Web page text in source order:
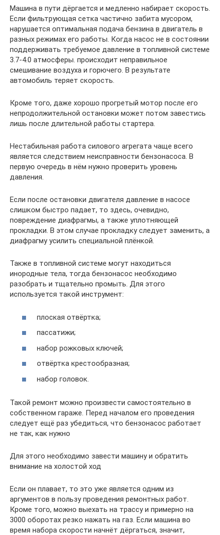
Машина в пути дёргается и медленно набирает скорость.
Если фильтрующая сетка частично забита мусором,
нарушается оптимальная подача бензина в двигатель в
разных режимах его работы. Когда насос не в состоянии
поддерживать требуемое давление в топливной системе
3.7-4.0 атмосферы. происходит неправильное
смешивание воздуха и горючего. В результате
автомобиль теряет скорость.
Кроме того, даже хорошо прогретый мотор после его
непродолжительной остановки может потом завестись
лишь после длительной работы стартера.
Нестабильная работа силового агрегата чаще всего
является следствием неисправности бензонасоса. В
первую очередь в нём нужно проверить уровень
давления.
Если после остановки двигателя давление в насосе
слишком быстро падает, то здесь, очевидно,
повреждение диафрагмы, а также уплотняющей
прокладки. В этом случае прокладку следует заменить, а
диафрагму усилить специальной плёнкой.
Также в топливной системе могут находиться
инородные тела, тогда бензонасос необходимо
разобрать и тщательно промыть. Для этого
используется такой инструмент:
плоская отвёртка;
пассатижи;
набор рожковых ключей;
отвёртка крестообразная;
набор головок.
Такой ремонт можно произвести самостоятельно в
собственном гараже. Перед началом его проведения
следует ещё раз убедиться, что бензонасос работает
не так, как нужно
Для этого необходимо завести машину и обратить
внимание на холостой ход
Если он плавает, то это уже является одним из
аргументов в пользу проведения ремонтных работ.
Кроме того, можно выехать на трассу и примерно на
3000 оборотах резко нажать на газ. Если машина во
время набора скорости начнёт дёргаться, значит,